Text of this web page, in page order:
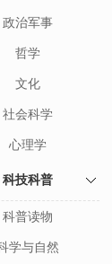
政治军事
哲学
文化
社会科学
心理学
科技科普
科普读物
学与自然